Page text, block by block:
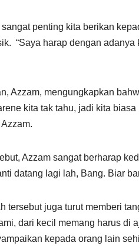
penting kita berikan
“Saya harap dengan
Azzam, mengungkapkan
kita tak tahu, jadi kita
Azzam sangat berharap
datang lagi lah, Bang. Biar
tersebut juga turut memberi
dari kecil memang harus di
kepada orang lain